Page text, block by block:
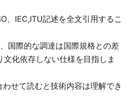
、IEC,ITU記述を全文引用するこ
国際的な調達は国際規格との差
化依存しない仕様を目指しま
せて読むと技術内容は理解でき